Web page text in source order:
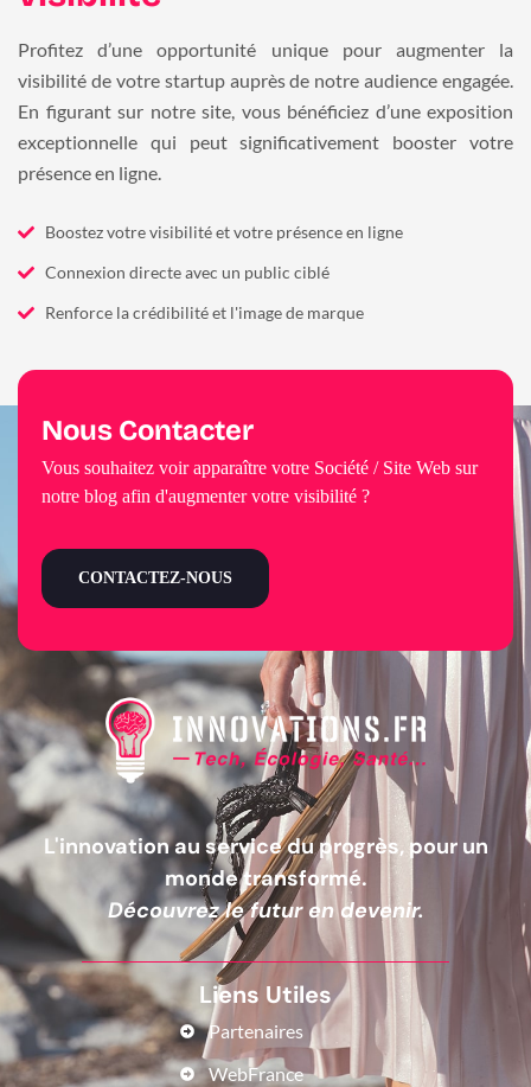
Profitez d’une opportunité unique pour augmenter la
visibilité de votre startup auprès de notre audience engagée.
En figurant sur notre site, vous bénéficiez d’une exposition
exceptionnelle qui peut significativement booster votre
présence en ligne.
Boostez votre visibilité et votre présence en ligne
Connexion directe avec un public ciblé
Renforce la crédibilité et l'image de marque
L'innovation au service du progrès, pour un
monde transformé.
Découvrez le futur en devenir.
Liens Utiles
Partenaires
WebFrance
Nous Contacter
Vous souhaitez voir apparaître votre Société / Site Web sur
notre blog afin d'augmenter votre visibilité ?
CONTACTEZ-NOUS